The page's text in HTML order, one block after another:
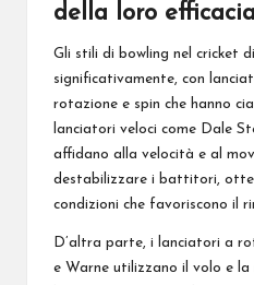
della loro efficacia
Gli stili di bowling nel cricket
significativamente, con
rotazione e spin che hanno
lanciatori veloci come Dale
affidano alla velocità e al
destabilizzare i battitori,
condizioni che favoriscono il
D’altra parte, i lanciatori a
e Warne utilizzano il volo e